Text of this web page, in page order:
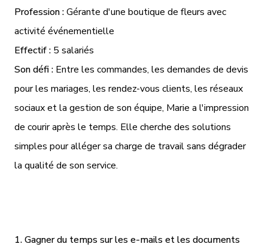
Profession :Gérante d'une boutique de fleurs avec
activité événementielle
Effectif : 5 salariés
Son défi : Entre les commandes, les demandes de devis
pour les mariages, les rendez-vous clients, les réseaux
sociaux et la gestion de son équipe, Marie a l'impression
de courir après le temps. Elle cherche des solutions
simples pour alléger sa charge de travail sans dégrader
la qualité de son service.
1. Gagner du temps sur les e-mails et les documents